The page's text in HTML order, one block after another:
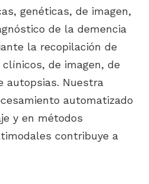
genéticas, de imagen,
de la demencia
la recopilación de
de imagen, de
autopsias. Nuestra
automatizado
y en métodos
contribuye a